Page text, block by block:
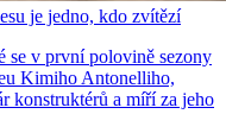
je jedno, kdo zvítězí
se v první polovině sezony
Kimiho Antonelliho,
konstruktérů a míří za jeho